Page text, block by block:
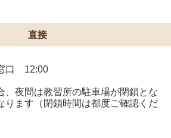
直接
口 12:00
夜間は教習所の駐車場が閉鎖とな
ります（閉鎖時間は都度ご確認くだ